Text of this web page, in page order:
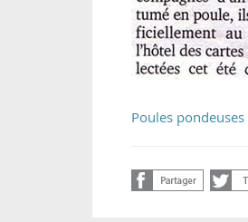
Poules pondeuses